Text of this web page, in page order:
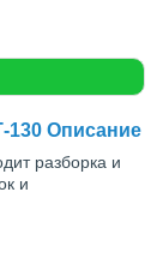
130 Описание
разборка и
и